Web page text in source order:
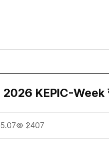
KEPIC-Week
2407